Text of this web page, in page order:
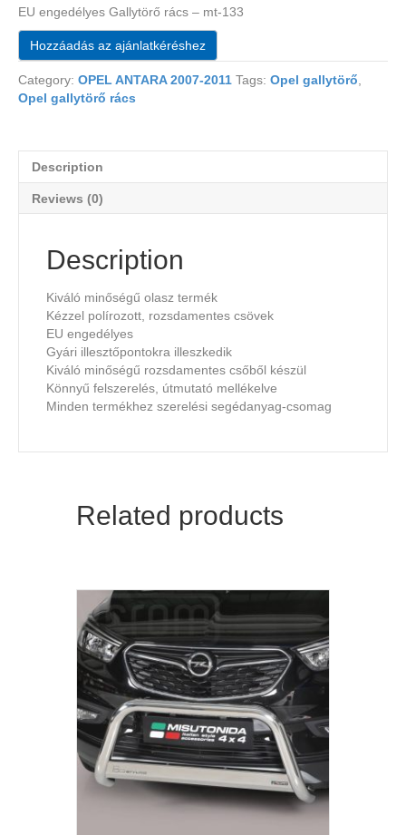
EU engedélyes Gallytörő rács – mt-133
Hozzáadás az ajánlatkéréshez
Category: OPEL ANTARA 2007-2011 Tags: Opel gallytörő,
Opel gallytörő rács
Description
Reviews (0)
Description
Kiváló minőségű olasz termék
Kézzel polírozott, rozsdamentes csövek
EU engedélyes
Gyári illesztőpontokra illeszkedik
Kiváló minőségű rozsdamentes csőből készül
Könnyű felszerelés, útmutató mellékelve
Minden termékhez szerelési segédanyag-csomag
Related products